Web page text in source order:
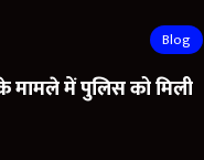
Blog
के मामले में पुलिस को मिली